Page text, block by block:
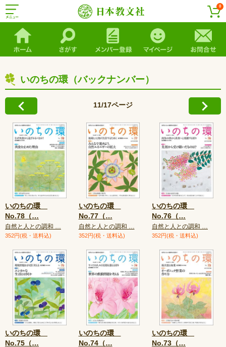
0
いのちの環（バックナンバー）
11/17ページ
いのちの環
No.78（…
自然と人との調和 …
352円(税・送料込)
いのちの環
No.77（…
自然と人との調和 …
352円(税・送料込)
いのちの環
No.76（…
自然と人との調和 …
352円(税・送料込)
いのちの環
No.75（…
いのちの環
No.74（…
いのちの環
No.73（…